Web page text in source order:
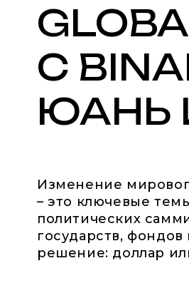
C
ЮАНЬ
Изменение
– это ключевые
политических
государств,
решение: доллар